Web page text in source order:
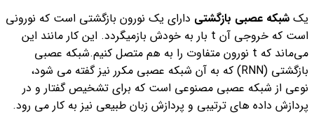
یک شبکه عصبی بازگشتی دارای یک نورون بازگشتی است که نورونی
است که خروجی آن t بار به خودش بازمیگردد. این کار مانند این
می‌ماند که t نورون متفاوت را به هم متصل کنیم.
شبکه عصبی
بازگشتی (RNN) که به آن شبکه عصبی مکرر نیز گفته می شود،
نوعی از شبکه عصبی مصنوعی است که برای تشخیص گفتار و در
پردازش داده های ترتیبی و پردازش زبان طبیعی نیز به کار می رود.